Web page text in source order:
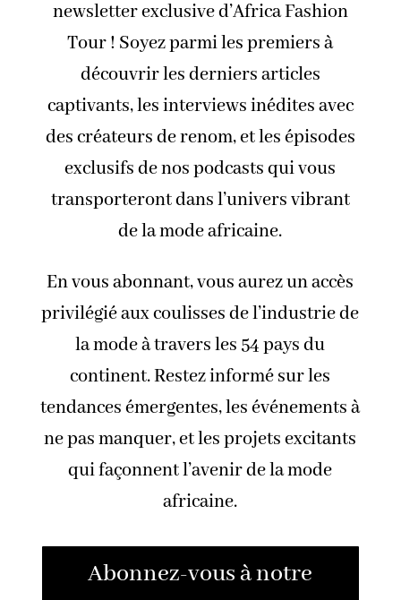
newsletter exclusive d’Africa Fashion
Tour ! Soyez parmi les premiers à
découvrir les derniers articles
captivants, les interviews inédites avec
des créateurs de renom, et les épisodes
exclusifs de nos podcasts qui vous
transporteront dans l’univers vibrant
de la mode africaine.
En vous abonnant, vous aurez un accès
privilégié aux coulisses de l’industrie de
la mode à travers les 54 pays du
continent. Restez informé sur les
tendances émergentes, les événements à
ne pas manquer, et les projets excitants
qui façonnent l’avenir de la mode
africaine.
Abonnez-vous à notre